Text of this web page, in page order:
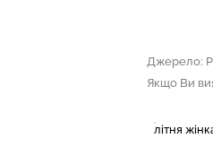
Джерело:
Якщо Ви
літня